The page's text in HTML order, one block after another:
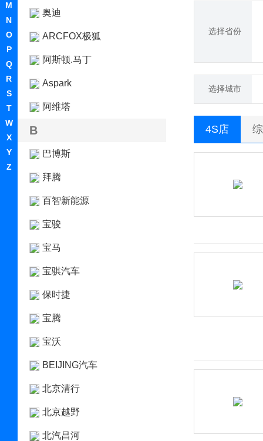
M
N
O
P
Q
R
S
T
W
X
Y
Z
奥迪
ARCFOX极狐
阿斯顿.马丁
Aspark
阿维塔
B
巴博斯
拜腾
百智新能源
宝骏
宝马
宝骐汽车
保时捷
宝腾
宝沃
BEIJING汽车
北京清行
北京越野
北汽昌河
选择省份
选择城市
4S店